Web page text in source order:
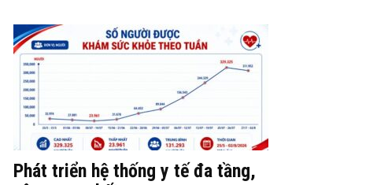
Phát triển hệ thống y tế đa tầng,